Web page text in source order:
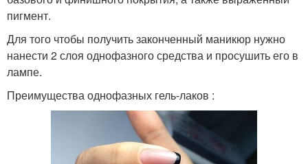
пигмент.
Для того чтобы получить законченный маникюр нужно
нанести 2 слоя однофазного средства и просушить его в
лампе.
Преимущества однофазных гель-лаков :